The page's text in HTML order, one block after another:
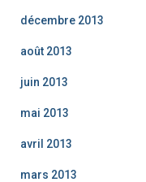
décembre 2013
août 2013
juin 2013
mai 2013
avril 2013
mars 2013